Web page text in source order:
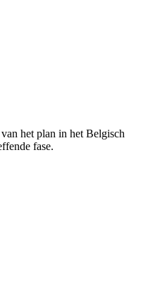
het plan in het Belgisch
fase.